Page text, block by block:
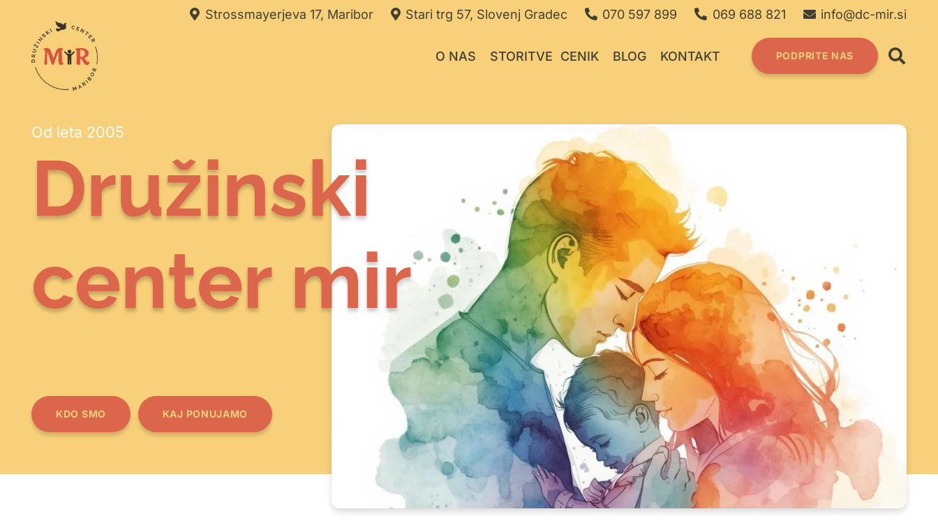
Strossmayerjeva 17, Maribor Stari trg 57, Slovenj Gradec 070 597 899 069 688 821 info@dc-mir.si
O NAS STORITVE CENIK BLOG KONTAKT PODPRITE NAS
Od leta 2005
Družinski
center mir
KDO SMO KAJ PONUJAMO